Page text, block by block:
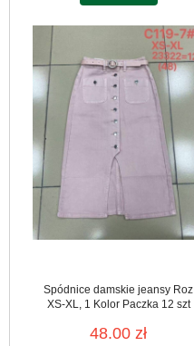
Spódnice damskie jeansy Roz
XS-XL, 1 Kolor Paczka 12 szt
48.00 zł